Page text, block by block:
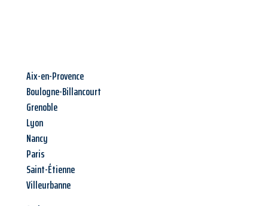
Aix-en-Provence
Boulogne-Billancourt
Grenoble
Lyon
Nancy
Paris
Saint-Étienne
Villeurbanne